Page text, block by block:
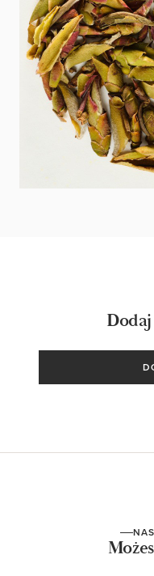
500.DRAGON TAIL-
HERBATA WE MGLE
Dodaj